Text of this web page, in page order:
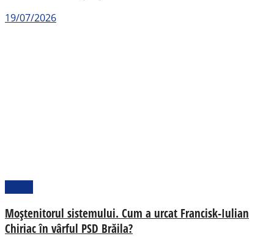
19/07/2026
Moștenitorul sistemului. Cum a urcat Francisk-Iulian
Chiriac în vârful PSD Brăila?